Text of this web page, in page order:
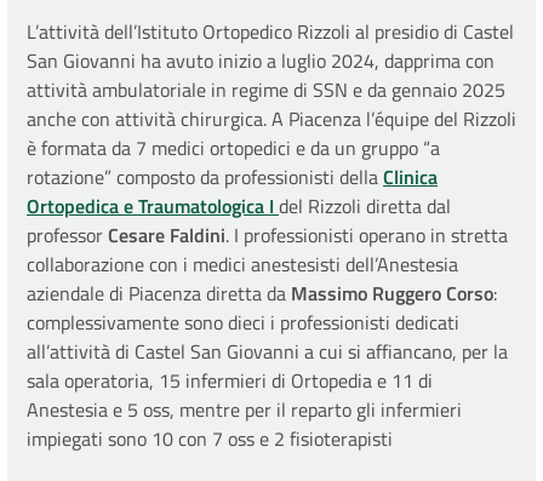
L’attività dell’Istituto Ortopedico Rizzoli al presidio di Castel
San Giovanni ha avuto inizio a luglio 2024, dapprima con
attività ambulatoriale in regime di SSN e da gennaio 2025
anche con attività chirurgica. A Piacenza l’équipe del Rizzoli
è formata da 7 medici ortopedici e da un gruppo “a
rotazione” composto da professionisti dellaClinica
Ortopedica e Traumatologica I del Rizzoli diretta dal
professorCesare Faldini. I professionisti operano in stretta
collaborazione con i medici anestesisti dell’Anestesia
aziendale di Piacenza diretta da Massimo Ruggero Corso:
complessivamente sono dieci i professionisti dedicati
all’attività di Castel San Giovanni a cui si affiancano, per la
sala operatoria, 15 infermieri di Ortopedia e 11 di
Anestesia e 5 oss, mentre per il reparto gli infermieri
impiegati sono 10 con 7 oss e 2 fisioterapisti